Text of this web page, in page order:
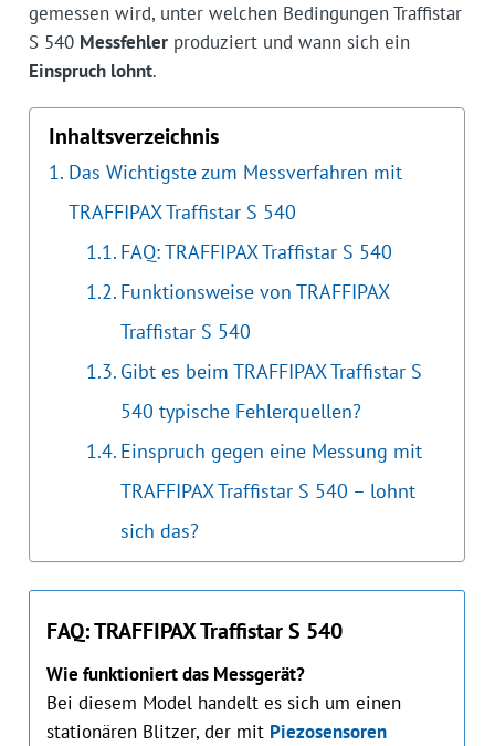
gemessen wird, unter welchen Bedingungen Traffistar
S 540 Messfehlerproduziert und wann sich ein
Einspruch lohnt.
Inhaltsverzeichnis
Das Wichtigste zum Messverfahren mit
TRAFFIPAX Traffistar S 540
FAQ: TRAFFIPAX Traffistar S 540
Funktionsweise von TRAFFIPAX
Traffistar S 540
Gibt es beim TRAFFIPAX Traffistar S
540 typische Fehlerquellen?
Einspruch gegen eine Messung mit
TRAFFIPAX Traffistar S 540 – lohnt
sich das?
FAQ: TRAFFIPAX Traffistar S 540
Wie funktioniert das Messgerät?
Bei diesem Model handelt es sich um einen
stationären Blitzer, der mit Piezosensoren